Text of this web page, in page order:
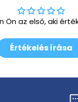
Ön az első, aki
Értékelés írása